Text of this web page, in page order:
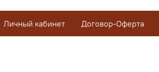
Личный кабинет Договор-Оферта